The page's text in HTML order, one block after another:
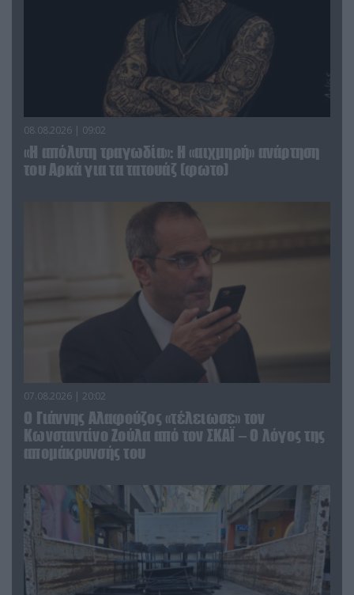
08.08.2026 | 09:02
«Η απόλυτη τραγωδία»: Η «αιχμηρή» ανάρτηση
του Αρκά για τα τατουάζ (φωτο)
07.08.2026 | 20:02
Ο Γιάννης Αλαφούζος «τέλειωσε» τον
Κωνσταντίνο Ζούλα από τον ΣΚΑΪ – Ο λόγος της
απομάκρυνσής του